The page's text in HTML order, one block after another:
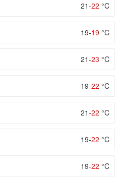
21-22 °C
19-19 °C
21-23 °C
19-22 °C
21-22 °C
19-22 °C
19-22 °C